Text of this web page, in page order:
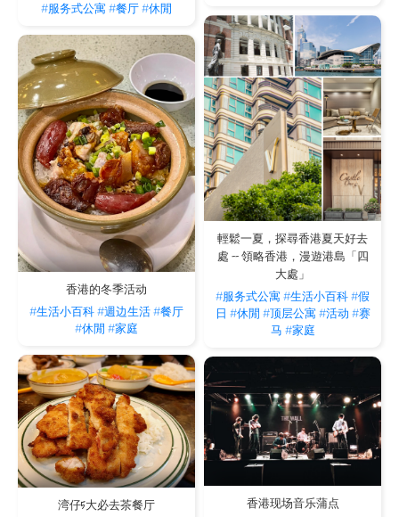
#服务式公寓#餐厅#休閒
輕鬆一夏，探尋香港夏天好去
處 -- 領略香港，漫遊港島「四
大處」
#服务式公寓#生活小百科#假
日 #休閒 #顶层公寓 #活动 #赛
马 #家庭
香港的冬季活动
#生活小百科#週边生活#餐厅
#休閒 #家庭
湾仔5大必去茶餐厅
香港现场音乐蒲点